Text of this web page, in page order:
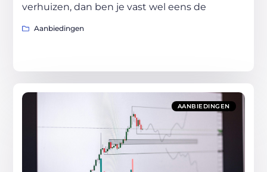
verhuizen, dan ben je vast wel eens de
Aanbiedingen
AANBIEDINGEN